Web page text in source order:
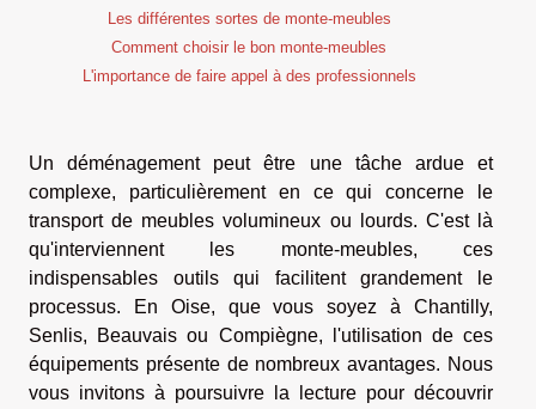
Les différentes sortes de monte-meubles
Comment choisir le bon monte-meubles
L'importance de faire appel à des professionnels
Un déménagement peut être une tâche ardue et
complexe, particulièrement en ce qui concerne le
transport de meubles volumineux ou lourds. C'est là
qu'interviennent les monte-meubles, ces
indispensables outils qui facilitent grandement le
processus. En Oise, que vous soyez à Chantilly,
Senlis, Beauvais ou Compiègne, l'utilisation de ces
équipements présente de nombreux avantages. Nous
vous invitons à poursuivre la lecture pour découvrir